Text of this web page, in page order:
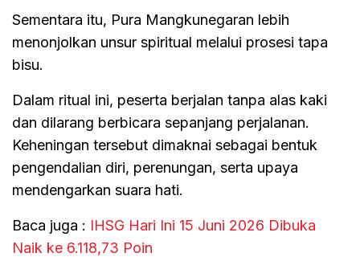
Sementara itu, Pura Mangkunegaran lebih
menonjolkan unsur spiritual melalui prosesi tapa
bisu.
Dalam ritual ini, peserta berjalan tanpa alas kaki
dan dilarang berbicara sepanjang perjalanan.
Keheningan tersebut dimaknai sebagai bentuk
pengendalian diri, perenungan, serta upaya
mendengarkan suara hati.
Baca juga : IHSG Hari Ini 15 Juni 2026 Dibuka
Naik ke 6.118,73 Poin